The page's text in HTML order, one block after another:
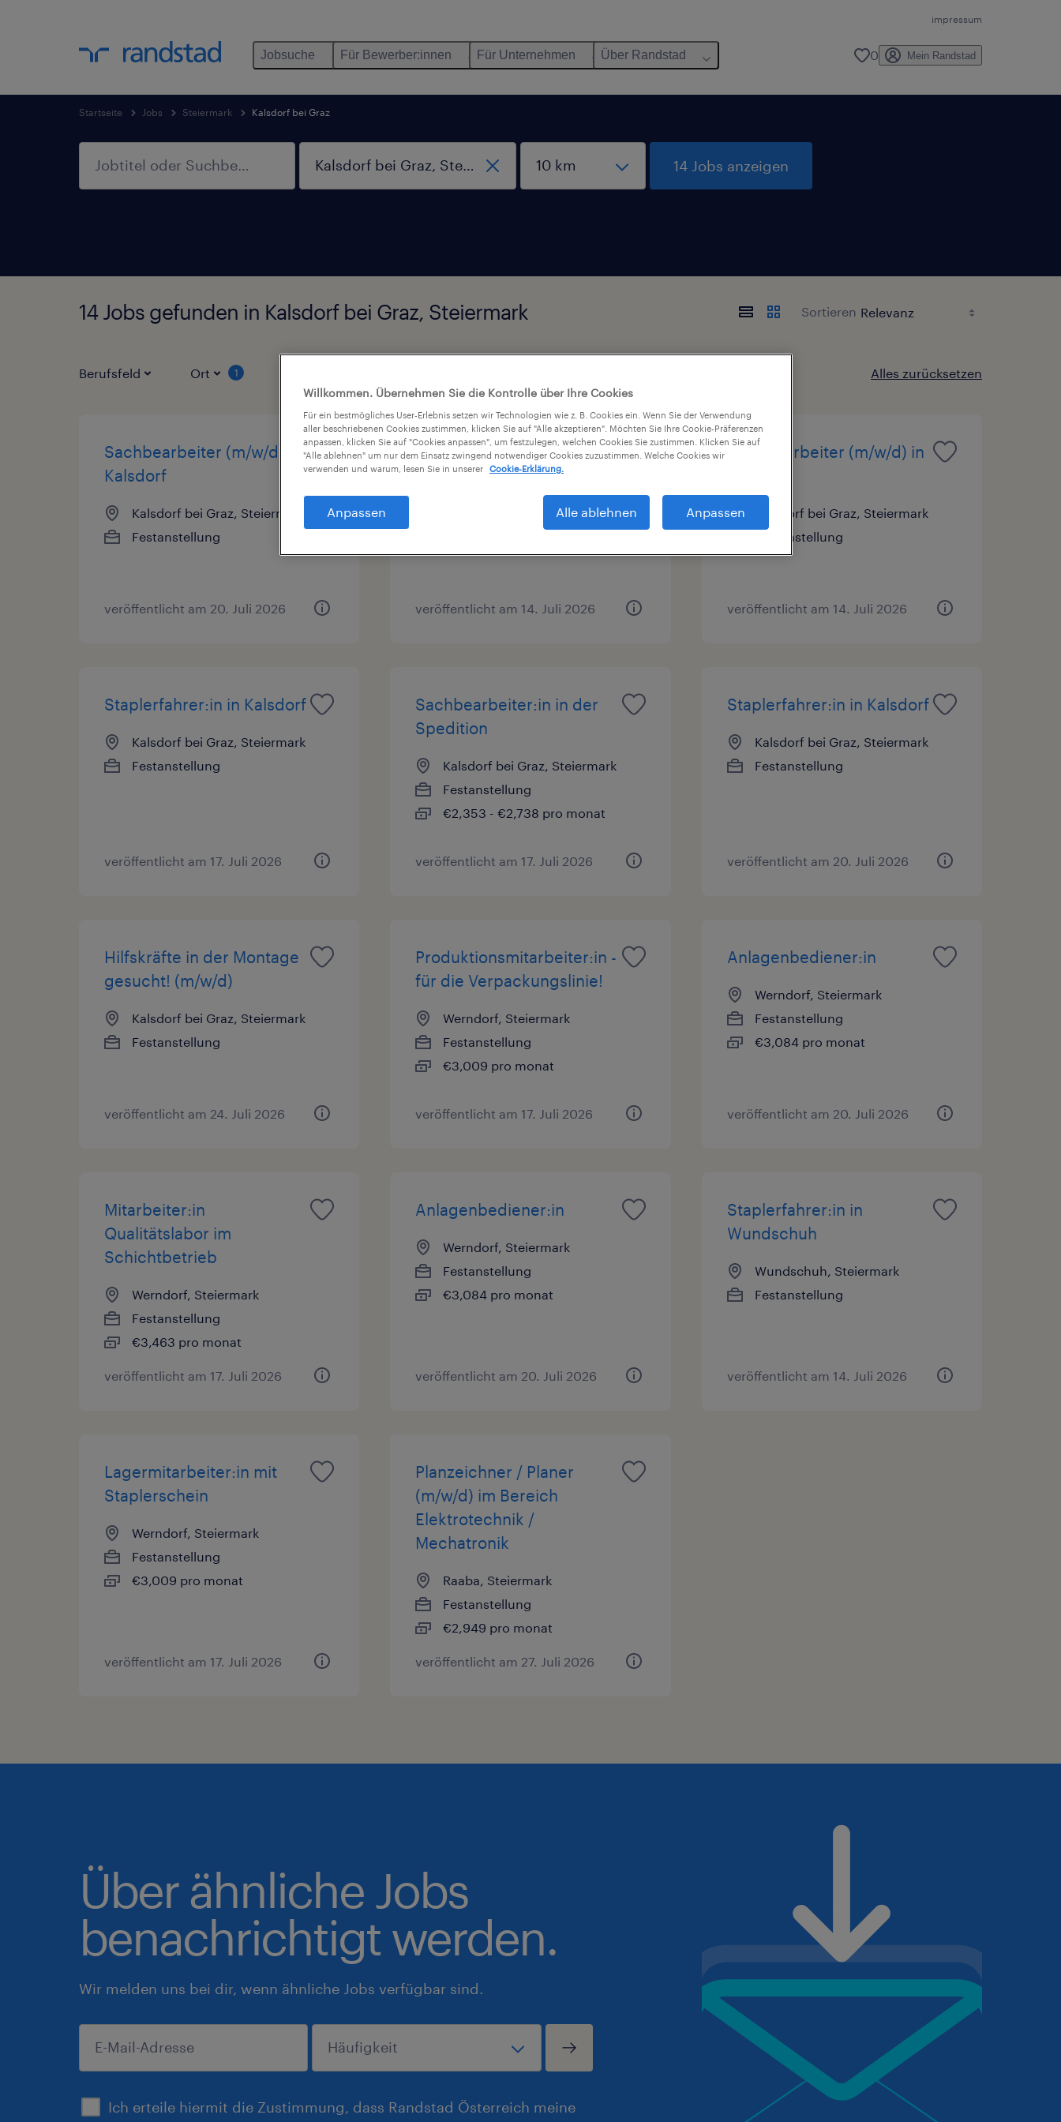
impressum
Jobsuche Für Bewerber:innen Für Unternehmen Über Randstad 0 Mein Randstad
Startseite Jobs Steiermark Kalsdorf bei Graz
14 Jobs anzeigen
14 Jobs gefunden in Kalsdorf bei Graz, Steiermark Sortieren
Berufsfeld Ort 1 Alles zurücksetzen
Sachbearbeiter (m/w/d) in
Kalsdorf
Kalsdorf bei Graz, Steiermark
Festanstellung
veröffentlicht am 20. Juli 2026
Staplerfahrer:in in Kalsdorf
veröffentlicht am 14. Juli 2026
Sachbearbeiter (m/w/d) in
Kalsdorf bei Graz, Steiermark
Festanstellung
veröffentlicht am 14. Juli 2026
Staplerfahrer:in in Kalsdorf
Kalsdorf bei Graz, Steiermark
Festanstellung
veröffentlicht am 17. Juli 2026
Sachbearbeiter:in in der
Spedition
Kalsdorf bei Graz, Steiermark
Festanstellung
€2,353 - €2,738 pro monat
veröffentlicht am 17. Juli 2026
Staplerfahrer:in in Kalsdorf
Kalsdorf bei Graz, Steiermark
Festanstellung
veröffentlicht am 20. Juli 2026
Hilfskräfte in der Montage
gesucht! (m/w/d)
Kalsdorf bei Graz, Steiermark
Festanstellung
veröffentlicht am 24. Juli 2026
Produktionsmitarbeiter:in -
für die Verpackungslinie!
Werndorf, Steiermark
Festanstellung
€3,009 pro monat
veröffentlicht am 17. Juli 2026
Anlagenbediener:in
Werndorf, Steiermark
Festanstellung
€3,084 pro monat
veröffentlicht am 20. Juli 2026
Mitarbeiter:in
Qualitätslabor im
Schichtbetrieb
Werndorf, Steiermark
Festanstellung
€3,463 pro monat
veröffentlicht am 17. Juli 2026
Anlagenbediener:in
Werndorf, Steiermark
Festanstellung
€3,084 pro monat
veröffentlicht am 20. Juli 2026
Staplerfahrer:in in
Wundschuh
Wundschuh, Steiermark
Festanstellung
veröffentlicht am 14. Juli 2026
Lagermitarbeiter:in mit
Staplerschein
Werndorf, Steiermark
Festanstellung
€3,009 pro monat
veröffentlicht am 17. Juli 2026
Planzeichner / Planer
(m/w/d) im Bereich
Elektrotechnik /
Mechatronik
Raaba, Steiermark
Festanstellung
€2,949 pro monat
veröffentlicht am 27. Juli 2026
Über ähnliche Jobs
benachrichtigt werden.
Wir melden uns bei dir, wenn ähnliche Jobs verfügbar sind.
Ich erteile hiermit die Zustimmung, dass Randstad Österreich meine
einreichen
Willkommen. Übernehmen Sie die Kontrolle über Ihre Cookies
Für ein bestmögliches User-Erlebnis setzen wir Technologien wie z. B. Cookies ein. Wenn Sie der Verwendung
aller beschriebenen Cookies zustimmen, klicken Sie auf "Alle akzeptieren". Möchten Sie Ihre Cookie-Präferenzen
anpassen, klicken Sie auf "Cookies anpassen", um festzulegen, welchen Cookies Sie zustimmen. Klicken Sie auf
"Alle ablehnen" um nur dem Einsatz zwingend notwendiger Cookies zuzustimmen. Welche Cookies wir
verwenden und warum, lesen Sie in unserer
Cookie-Erklärung.
Anpassen Alle ablehnen Anpassen